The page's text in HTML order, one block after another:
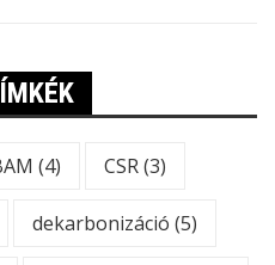
(4) CSR(3)
dekarbonizáció (5)